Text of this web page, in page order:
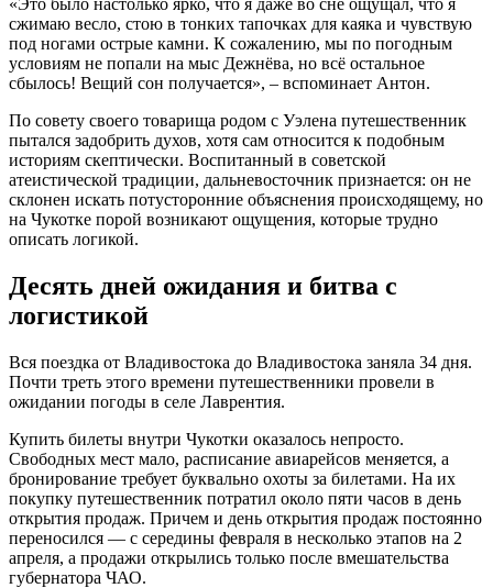
сжимаю весло, стою в тонких тапочках для каяка и чувствую
под ногами острые камни. К сожалению, мы по погодным
условиям не попали на мыс Дежнёва, но всё остальное
сбылось! Вещий сон получается», – вспоминает Антон.
По совету своего товарища родом с Уэлена путешественник
пытался задобрить духов, хотя сам относится к подобным
историям скептически. Воспитанный в советской
атеистической традиции, дальневосточник признается: он не
склонен искать потусторонние объяснения происходящему, но
на Чукотке порой возникают ощущения, которые трудно
описать логикой.
Десять дней ожидания и битва с
логистикой
Вся поездка от Владивостока до Владивостока заняла 34 дня.
Почти треть этого времени путешественники провели в
ожидании погоды в селе Лаврентия.
Купить билеты внутри Чукотки оказалось непросто.
Свободных мест мало, расписание авиарейсов меняется, а
бронирование требует буквально охоты за билетами. На их
покупку путешественник потратил около пяти часов в день
открытия продаж. Причем и день открытия продаж постоянно
переносился — с середины февраля в несколько этапов на 2
апреля, а продажи открылись только после вмешательства
губернатора ЧАО.